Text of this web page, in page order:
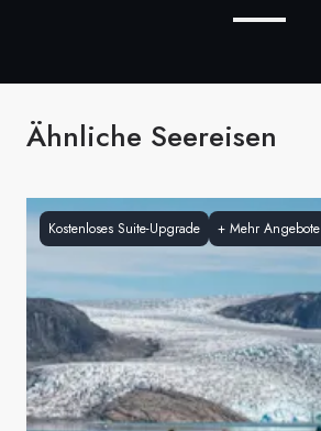
Ähnliche Seereisen
Kostenloses Suite-Upgrade + Mehr Angebote